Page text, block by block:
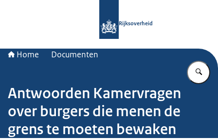
Rijksoverheid
Home Documenten
Antwoorden Kamervragen
over burgers die menen de
grens te moeten bewaken